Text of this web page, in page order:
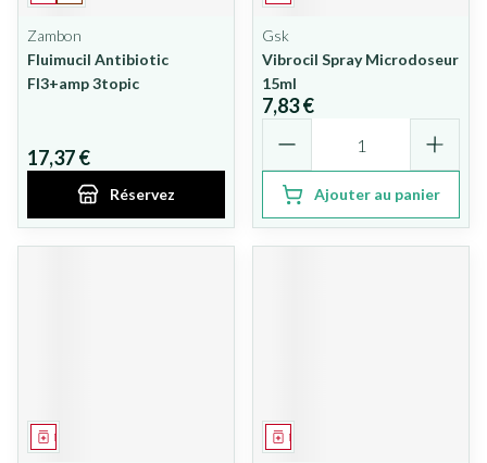
Zambon
Fluimucil Antibiotic
Fl3+amp 3topic
17,37 €
Réservez
Gsk
Vibrocil Spray Microdoseur
15ml
7,83 €
Ajouter au panier
Médicament Médicament